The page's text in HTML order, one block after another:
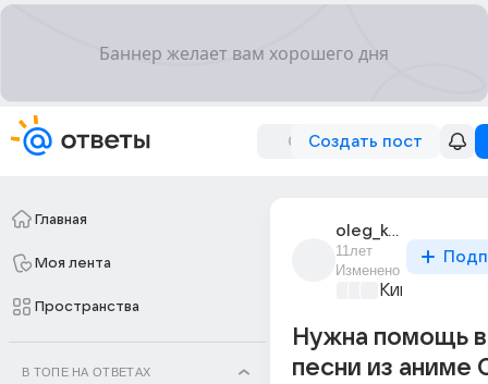
Создать пост
Главная
Моя лента
Пространства
В ТОПЕ НА ОТВЕТАХ
oleg_kosonogov_16
11лет
Изменено
Киномания
Нужна помощь
песни из аниме